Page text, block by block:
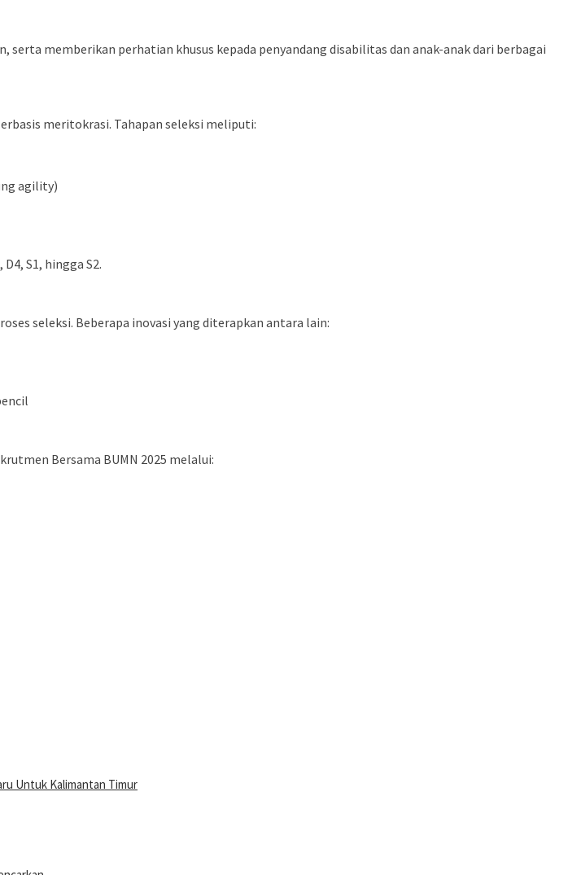
memberikan perhatian khusus kepada penyandang disabilitas dan anak-anak dari berbagai
meritokrasi. Tahapan seleksi meliputi:
agility)
S1, hingga S2.
seleksi. Beberapa inovasi yang diterapkan antara lain:
Bersama BUMN 2025 melalui:
Untuk Kalimantan Timur